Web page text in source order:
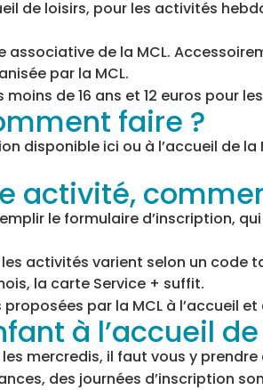
de loisirs, pour les activités
de la MCL.
par la MCL.
de 16 ans et 12 euros pour
faire ?
disponible ici ou à l’accueil de
activité,
le formulaire d’inscription,
activités varient selon un
la carte Service + suffit.
par la MCL à l’accueil
à l’accueil
mercredis, il faut vous y
des journées d’inscription